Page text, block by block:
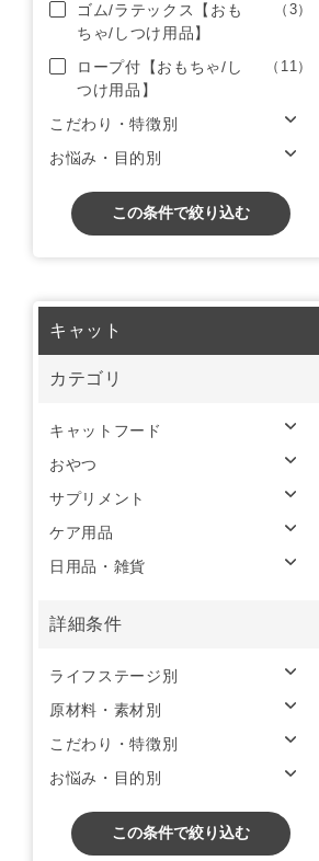
ゴム/ラテックス【おも
ちゃ/しつけ用品】
（3）
ロープ付【おもちゃ/し
つけ用品】
（11）
こだわり・特徴別
お悩み・目的別
この条件で絞り込む
キャット
カテゴリ
キャットフード
おやつ
サプリメント
ケア用品
日用品・雑貨
詳細条件
ライフステージ別
原材料・素材別
こだわり・特徴別
お悩み・目的別
この条件で絞り込む